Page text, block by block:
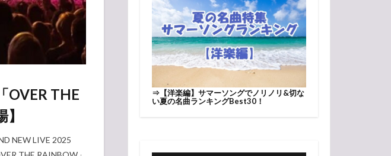
OVER THE
NEW LIVE 2025
⇒ 【洋楽編】サマーソングでノリノリ&切な
い夏の名曲ランキングBest30！